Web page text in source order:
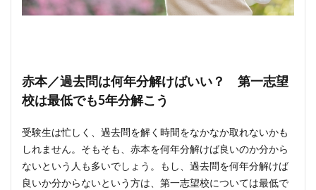
赤本／過去問は何年分解けばいい？ 第一志望
校は最低でも5年分解こう
受験生は忙しく、過去問を解く時間をなかなか取れないかも
しれません。そもそも、赤本を何年分解けば良いのか分から
ないという人も多いでしょう。もし、過去問を何年分解けば
良いか分からないという方は、第一志望校については最低で